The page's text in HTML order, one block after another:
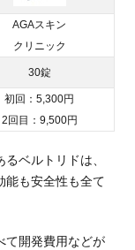
AGAスキン
クリニック
30錠
初回：5,300円
2回目：9,500円
ベルトリドは、
能も安全性も全て
て開発費用などが